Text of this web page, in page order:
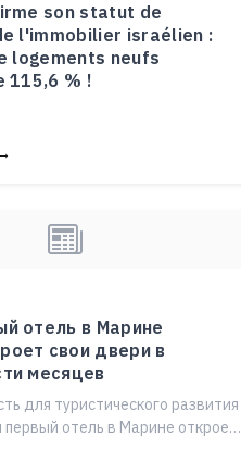
son statut de
l'immobilier israélien :
logements neufs
115,6 % !
отель в Марине
свои двери в
месяцев
для туристического развития
отель в Марине откроет